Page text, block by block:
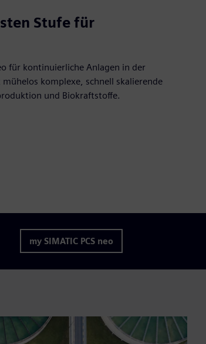
Stufe für
für kontinuierliche Anlagen in der
komplexe, schnell skalierende
und Biokraftstoffe.
my SIMATIC PCS neo